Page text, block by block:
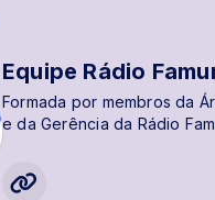
Equipe Rádio
Formada por membros da
e da Gerência da Rádio